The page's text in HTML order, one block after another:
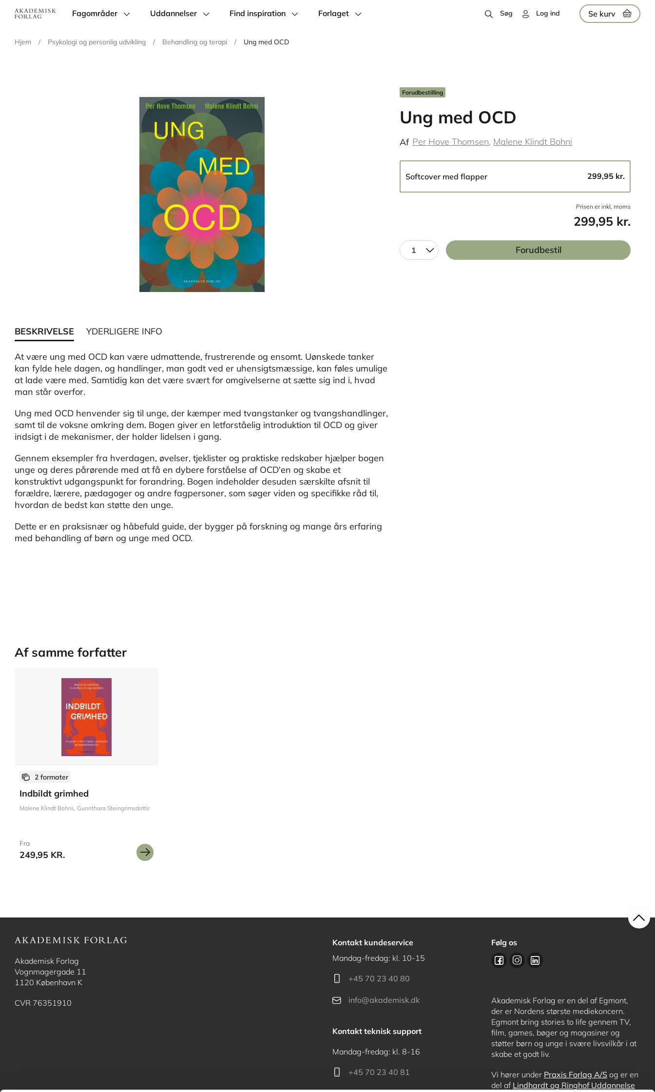
Main
Fagområder Uddannelser Find inspiration Forlaget Søg Log ind Se kurv
Hjem / Psykologi og personlig udvikling / Behandling og terapi / Ung med OCD
Forudbestilling
Ung med OCD
Af Per Hove Thomsen Malene Klindt Bohni
Softcover med flapper 299,95 kr.
Prisen er inkl, moms
299,95 kr.
1 Forudbestil
BESKRIVELSE YDERLIGERE INFO
At være ung med OCD kan være udmattende, frustrerende og ensomt. Uønskede tanker
kan fylde hele dagen, og handlinger, man godt ved er uhensigtsmæssige, kan føles umulige
at lade være med. Samtidig kan det være svært for omgivelserne at sætte sig ind i, hvad
man står overfor.
Ung med OCD henvender sig til unge, der kæmper med tvangstanker og tvangshandlinger,
samt til de voksne omkring dem. Bogen giver en letforståelig introduktion til OCD og giver
indsigt i de mekanismer, der holder lidelsen i gang.
Gennem eksempler fra hverdagen, øvelser, tjeklister og praktiske redskaber hjælper bogen
unge og deres pårørende med at få en dybere forståelse af OCD'en og skabe et
konstruktivt udgangspunkt for forandring. Bogen indeholder desuden særskilte afsnit til
forældre, lærere, pædagoger og andre fagpersoner, som søger viden og specifikke råd til,
hvordan de bedst kan støtte den unge.
Dette er en praksisnær og håbefuld guide, der bygger på forskning og mange års erfaring
med behandling af børn og unge med OCD.
Af samme forfatter
2 formater
Indbildt grimhed
Malene Klindt Bohni Gunnthora Steingrimsdottir
Fra
249,95 KR.
Akademisk Forlag
Vognmagergade 11
1120 København K
CVR 76351910
Kontakt kundeservice
Mandag-fredag: kl. 10-15
+45 70 23 40 80
info@akademisk.dk
Kontakt teknisk support
Mandag-fredag: kl. 8-16
+45 70 23 40 81
Følg os
Akademisk Forlag er en del af Egmont,
der er Nordens største mediekoncern.
Egmont bring stories to life gennem TV,
film, games, bøger og magasiner og
støtter børn og unge i svære livsvilkår i at
skabe et godt liv.
Vi hører under Praxis Forlag A/S og er en
del af Lindhardt og Ringhof Uddannelse